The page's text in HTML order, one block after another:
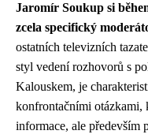
Jaromír Soukup si
zcela specifický
ostatních televizních
styl vedení rozhovorů s
Kalouskem, je
konfrontačními otázkami,
informace, ale především